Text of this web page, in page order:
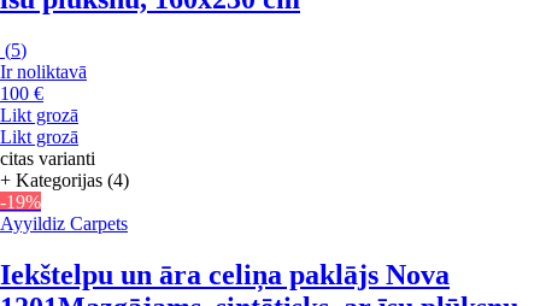
(5)
Ir noliktavā
100 €
Likt grozā
Likt grozā
citas varianti
+ Kategorijas (4)
-19%
Ayyildiz Carpets
Iekštelpu un āra celiņa paklājs Nova